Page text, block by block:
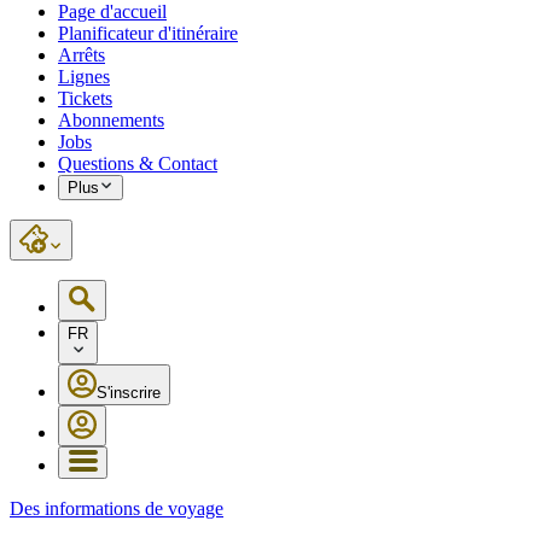
Page d'accueil
Planificateur d'itinéraire
Arrêts
Lignes
Tickets
Abonnements
Jobs
Questions & Contact
Plus
FR
S'inscrire
Des informations de voyage